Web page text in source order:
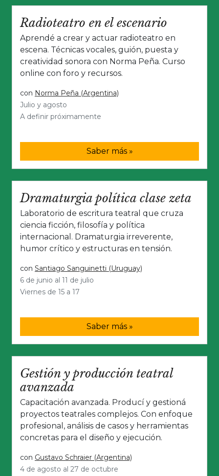
Radioteatro en el escenario
Aprendé a crear y actuar radioteatro en
escena. Técnicas vocales, guión, puesta y
creatividad sonora con Norma Peña. Curso
online con foro y recursos.
con Norma Peña (Argentina)
Julio y agosto
A definir próximamente
Saber más »
Dramaturgia política clase zeta
Laboratorio de escritura teatral que cruza
ciencia ficción, filosofía y política
internacional. Dramaturgia irreverente,
humor crítico y estructuras en tensión.
con Santiago Sanguinetti (Uruguay)
6 de junio al 11 de julio
Viernes de 15 a 17
Saber más »
Gestión y producción teatral
avanzada
Capacitación avanzada. Producí y gestioná
proyectos teatrales complejos. Con enfoque
profesional, análisis de casos y herramientas
concretas para el diseño y ejecución.
con Gustavo Schraier (Argentina)
4 de agosto al 27 de octubre